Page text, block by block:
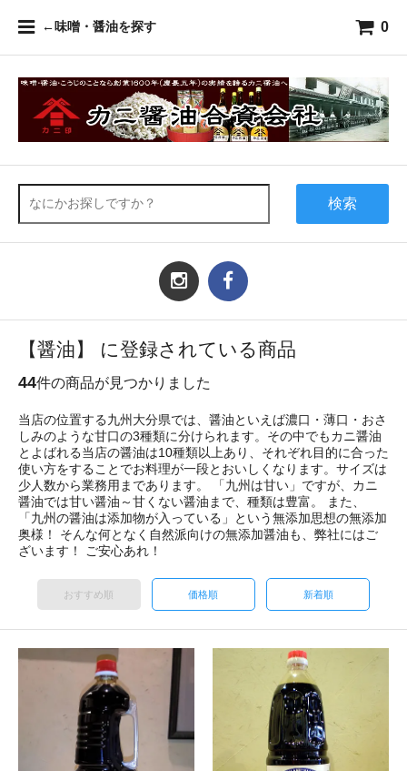
←味噌・醤油を探す 0
検索
【醤油】 に登録されている商品
44件の商品が見つかりました
当店の位置する九州大分県では、醤油といえば濃口・薄口・おさ
しみのような甘口の3種類に分けられます。その中でもカニ醤油
とよばれる当店の醤油は10種類以上あり、それぞれ目的に合った
使い方をすることでお料理が一段とおいしくなります。サイズは
少人数から業務用まであります。 「九州は甘い」ですが、カニ
醤油では甘い醤油～甘くない醤油まで、種類は豊富。 また、
「九州の醤油は添加物が入っている」という無添加思想の無添加
奥様！ そんな何となく自然派向けの無添加醤油も、弊社にはご
ざいます！ ご安心あれ！
おすすめ順 価格順 新着順